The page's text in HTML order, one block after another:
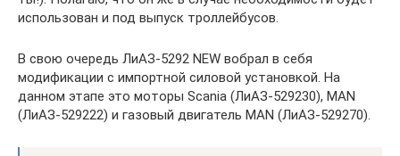
использован и под выпуск троллейбусов.
В свою очередь ЛиАЗ-5292 NEW вобрал в себя
модификации с импортной силовой установкой. На
данном этапе это моторы Scania (ЛиАЗ-529230), MAN
(ЛиАЗ-529222) и газовый двигатель MAN (ЛиАЗ-529270).